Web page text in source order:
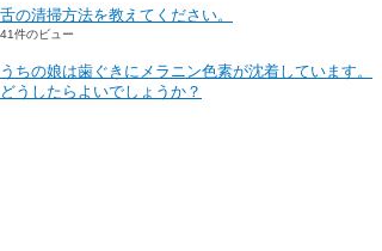
舌の清掃方法を教えてください。
41件のビュー
うちの娘は歯ぐきにメラニン色素が沈着しています。
どうしたらよいでしょうか？